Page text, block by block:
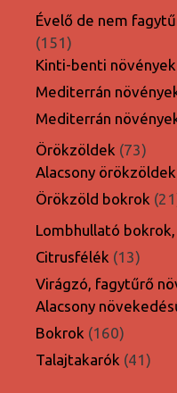
termék
Évelő de nem
151151
termék
Kinti-benti növények
Mediterrán
Mediterrán
Örökzöldek 7373
Alacsony örökzöldek
Örökzöld bokrok 21
Lombhullató
Citrusfélék 1313
Virágzó, fagytűrő
Alacsony
Bokrok 160160
termék
Talajtakarók 4141